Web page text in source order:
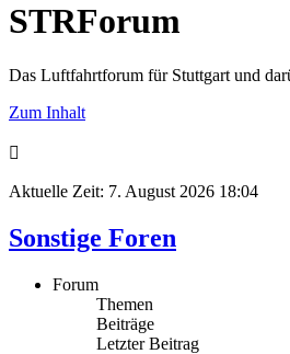
STRForum
Das Luftfahrtforum für Stuttgart und
Zum Inhalt
Aktuelle Zeit: 7. August 2026 18:04
Sonstige Foren
Forum
Themen
Beiträge
Letzter Beitrag